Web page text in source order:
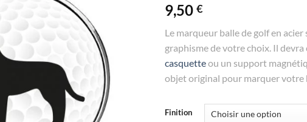
9,50 €
Le marqueur balle de golf en
graphisme de votre choix. Il devra
casquetteou un support
objet original pour marquer votre
Finition